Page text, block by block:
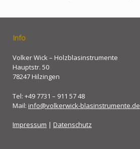
Info
Volker Wick – Holzblasinstrumente
Hauptstr. 50
78247 Hilzingen
Tel: +49 7731 – 911 57 48
Mail: info@volkerwick-blasinstrumente.de
Impressum | Datenschutz